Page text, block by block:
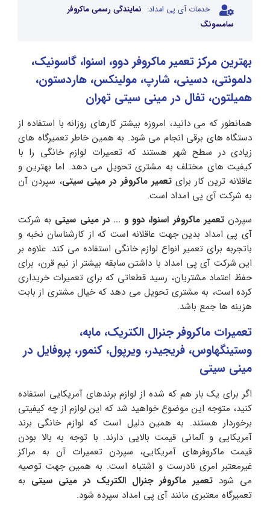
خدمات آی پی امداد: نمایندگی رسمی ماکروفر
سامسونگ
بهترین مرکز تعمیر ماکروفر دوو، اسنوا، گاسونیک،
دلمونتی، دسینی، شارپ، مولینکس، هاردستون،
همیلتون، تفال در مینی سیتی تهران
همانطور که می دانید، امروزه بیشتر کارهای روزانه با استفاده از
دستگاه های برقی انجام می شود. به همین خاطر تعمیرگاه های
زیادی در سطح شهر هستند که تعمیرات لوازم خانگی را با
کیفیت های مختلف به مشتری تحویل می دهد. اما بهترین و
عاقلانه ترین کار برایتعمیر ماکروفر در مینی سیتی، سپردن آن
به شرکت آی پی امداد است.
سپردنتعمیر ماکروفر اسنوا، دوو و … در مینی سیتی به شرکت
آی پی امداد بدین جهت عاقلانه است که از کارشناسان نخبه و
باتجربه برای تعمیر انواع لوازم خانگی استفاده می کند. علاوه بر
این شرکت آی پی امداد با داشتن سابقه بیشتر از نیم قرن، برای
حفظ اعتماد مشتریان، رسید قطعاتی که برای تعمیرات خریداری
کرده است، به مشتری تحویل می دهد که خیال مشتری از بابت
هزینه ها جمع باشد.
تعمیرات ماکروفر جنرال الکتریک، مابه،
وستینگهاوس، فریجیدر، ویرپول، کنمور، پروفایل در
مینی سیتی
اگر برای یک بار هم که شده از لوازم برندهای آمریکایی استفاده
کنید، متوجه این موضوع خواهید شد که این لوازم از چه کیفیتی
برخوردار هستند. به همین دلیل است که لوازم خانگی برند
آمریکایی و آلمانی قیمت بالایی دارند. با توجه به بالا بودن
قیمت ماکروفرهای آمریکایی، سپردن تعمیرات آن به مراکز
غیرمعتبر امری نادرست و اشتباه است. به همین جهت توصیه
می شود تعمیر ماکروفر جنرال الکتریک در مینی سیتی به
تعمیرگاه معتبری مانند آی پی امداد سپرده شود.